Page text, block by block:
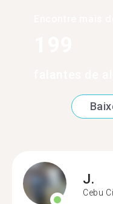
J.
Cebu